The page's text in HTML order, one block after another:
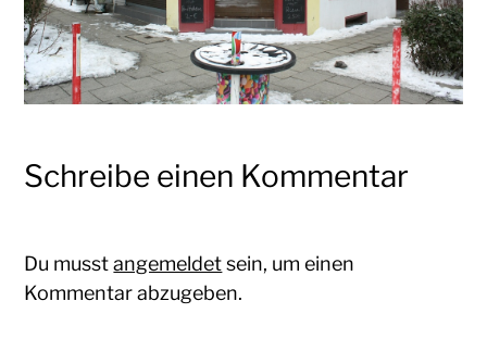
Schreibe einen Kommentar
Du musstangemeldetsein, um einen
Kommentar abzugeben.